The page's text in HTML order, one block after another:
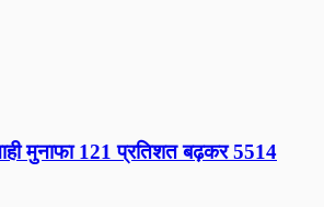
मुनाफा 121 प्रतिशत बढ़कर 5514